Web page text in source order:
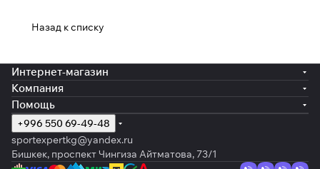
Назад к списку
Интернет-магазин
Компания
Помощь
+996 550 69-49-48
sportexpertkg@yandex.ru
Бишкек, проспект Чингиза Айтматова, 73/1